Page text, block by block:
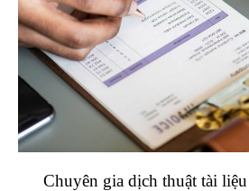
Chuyên gia dịch thuật tài